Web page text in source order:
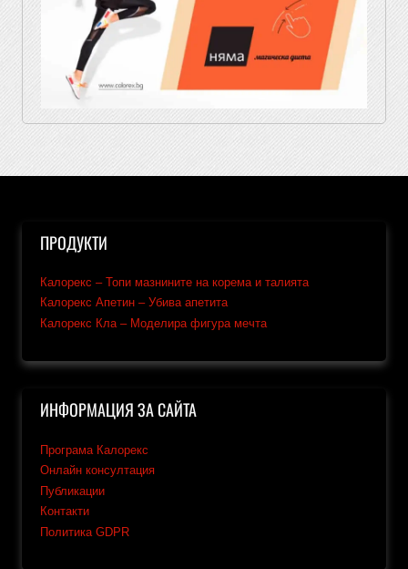
ПРОДУКТИ
Калорекс – Топи мазнините на корема и талията
Калорекс Апетин – Убива апетита
Калорекс Кла – Моделира фигура мечта
ИНФОРМАЦИЯ ЗА САЙТА
Програма Калорекс
Онлайн консултация
Публикации
Контакти
Политика GDPR